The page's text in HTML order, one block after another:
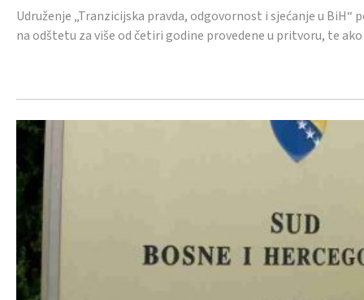
Udruženje „Tranzicijska pravda, odgovornost i sjećanje u
na odštetu za više od četiri godine provedene u pritvoru, te